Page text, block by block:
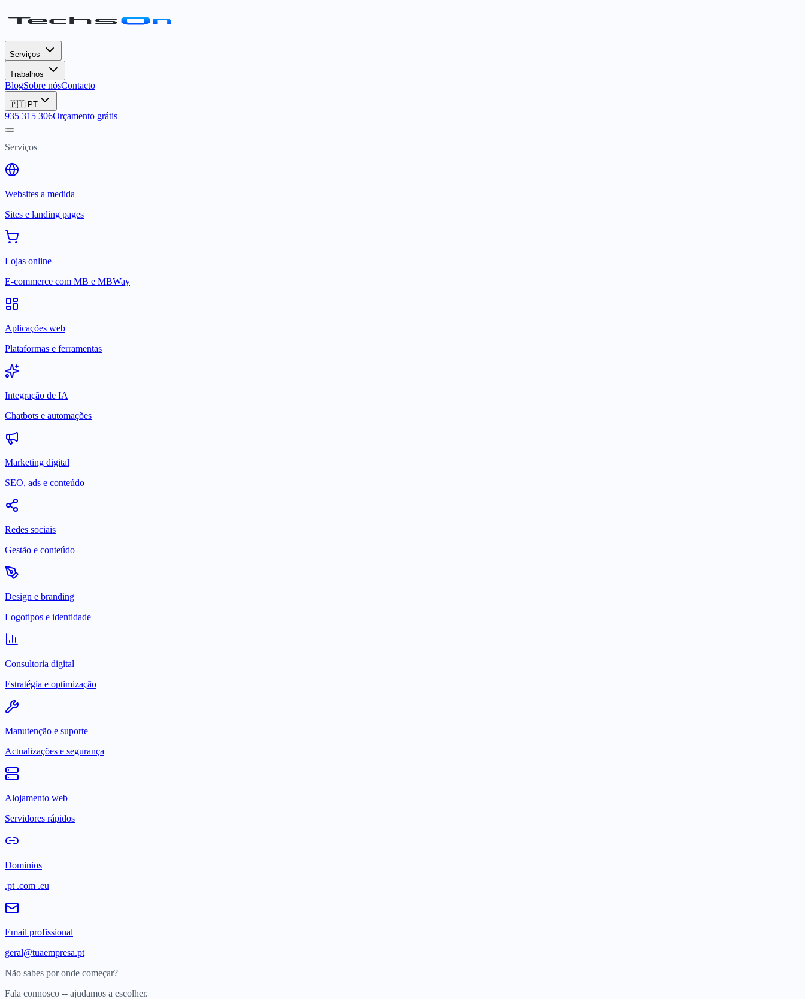
Serviços
Trabalhos
BlogSobre nósContacto
🇵🇹 PT
935 315 306Orçamento grátis
Serviços
Websites a medida
Sites e landing pages
Lojas online
E-commerce com MB e MBWay
Aplicações web
Plataformas e ferramentas
Integração de IA
Chatbots e automações
Marketing digital
SEO, ads e conteúdo
Redes sociais
Gestão e conteúdo
Design e branding
Logotipos e identidade
Consultoria digital
Estratégia e optimização
Manutenção e suporte
Actualizações e segurança
Alojamento web
Servidores rápidos
Dominios
.pt .com .eu
Email profissional
geral@tuaempresa.pt
Não sabes por onde começar?
Fala connosco -- ajudamos a escolher.